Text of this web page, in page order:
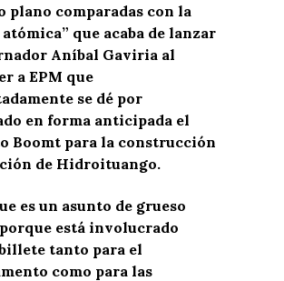
plano comparadas con la
atómica” que acaba de lanzar
Aníbal Gaviria al
a EPM que
se dé por
en forma anticipada el
Boomt para la construcción
de Hidroituango.
es un asunto de grueso
está involucrado
tanto para el
como para las